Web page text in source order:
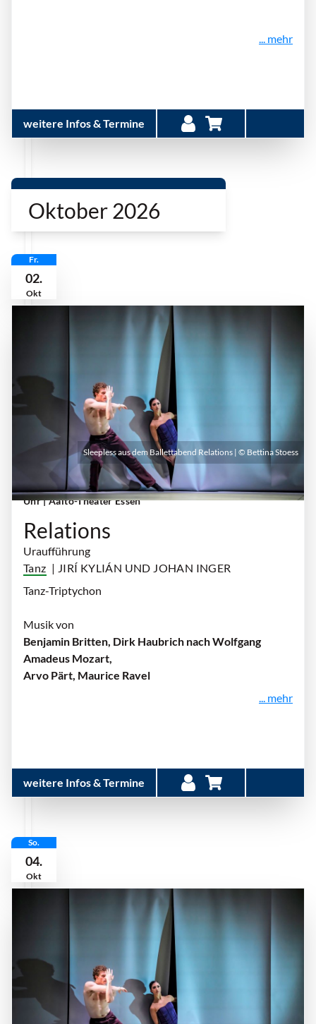
... mehr
weitere Infos & Termine
Oktober 2026
Fr.
02.
Okt
Freitag, 02. Oktober 2026 | 19:30 Uhr - 21:30
Uhr| Aalto-Theater Essen
Relations
Uraufführung
Tanz | JIRÍ KYLIÁN UND JOHAN INGER
Tanz-Triptychon
Musik von
Benjamin Britten, Dirk Haubrich nach Wolfgang
Amadeus Mozart,
Arvo Pärt, Maurice Ravel
... mehr
weitere Infos & Termine
Sleepless aus dem Ballettabend Relations | © Bettina Stoess
So.
04.
Okt